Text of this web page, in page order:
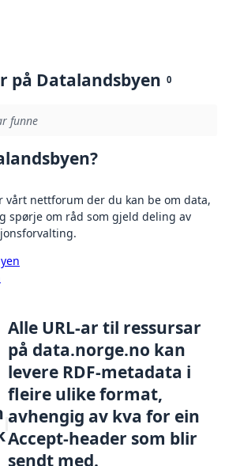
på Datalandsbyen 0
funne
vårt nettforum der du kan be om data,
spørje om råd som gjeld deling av
Alle URL-ar til ressursar
på data.norge.no kan
levere RDF-metadata i
fleire ulike format,
avhengig av kva for ein
Accept-header som blir
sendt med.